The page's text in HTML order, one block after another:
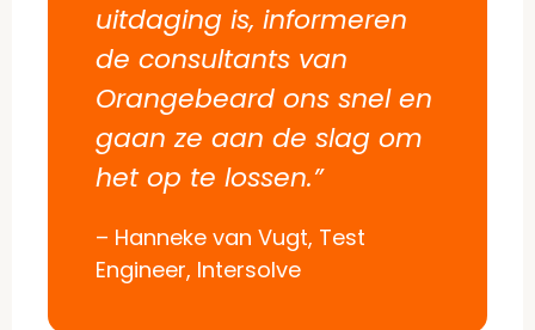
uitdaging is, informeren
de consultants van
Orangebeard ons snel en
gaan ze aan de slag om
het op te lossen.”
– Hanneke van Vugt, Test
Engineer, Intersolve